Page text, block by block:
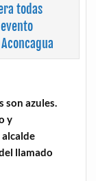
todas
son azules.
y
alcalde
llamado